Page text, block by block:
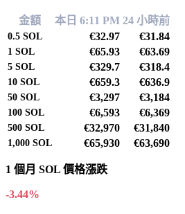
金額 本日 6:11 PM 24 小時前
0.5 SOL €32.97 €31.84
1 SOL €65.93 €63.69
5 SOL €329.7 €318.4
10 SOL €659.3 €636.9
50 SOL €3,297 €3,184
100 SOL €6,593 €6,369
500 SOL €32,970 €31,840
1,000 SOL €65,930 €63,690
1 個月 SOL 價格漲跌
-3.44%